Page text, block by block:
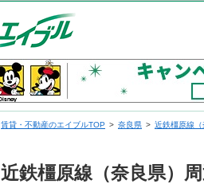
賃貸・不動産のエイブルTOP 奈良県 近鉄橿原線（
近鉄橿原線（奈良県）